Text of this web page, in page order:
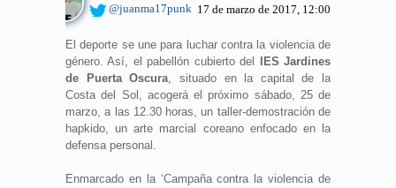
@juanma17punk 17 de marzo de 2017, 12:00
El deporte se une para luchar contra la violencia de
género. Así, el pabellón cubierto del
IES Jardines
de Puerta Oscura, situado en la capital de la
Costa del Sol, acogerá el próximo sábado, 25 de
marzo, a las 12.30 horas, un taller-demostración de
hapkido, un arte marcial coreano enfocado en la
defensa personal.
Enmarcado en la ‘Campaña contra la violencia de